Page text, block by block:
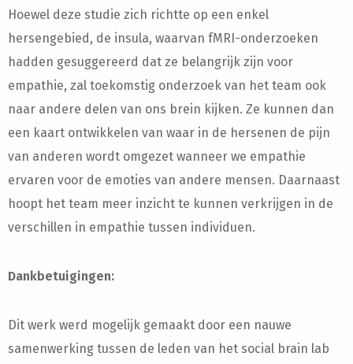
Hoewel deze studie zich richtte op een enkel
hersengebied, de insula, waarvan fMRI-onderzoeken
hadden gesuggereerd dat ze belangrijk zijn voor
empathie, zal toekomstig onderzoek van het team ook
naar andere delen van ons brein kijken. Ze kunnen dan
een kaart ontwikkelen van waar in de hersenen de pijn
van anderen wordt omgezet wanneer we empathie
ervaren voor de emoties van andere mensen. Daarnaast
hoopt het team meer inzicht te kunnen verkrijgen in de
verschillen in empathie tussen individuen.
Dankbetuigingen:
Dit werk werd mogelijk gemaakt door een nauwe
samenwerking tussen de leden van het social brain lab